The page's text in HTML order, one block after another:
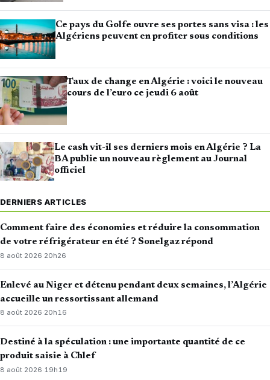
Ce pays du Golfe ouvre ses portes sans visa : les
Algériens peuvent en profiter sous conditions
Taux de change en Algérie : voici le nouveau
cours de l’euro ce jeudi 6 août
Le cash vit-il ses derniers mois en Algérie ? La
BA publie un nouveau règlement au Journal
officiel
DERNIERS ARTICLES
Comment faire des économies et réduire la consommation
de votre réfrigérateur en été ? Sonelgaz répond
8 août 2026·20h26
Enlevé au Niger et détenu pendant deux semaines, l’Algérie
accueille un ressortissant allemand
8 août 2026·20h16
Destiné à la spéculation : une importante quantité de ce
produit saisie à Chlef
8 août 2026·19h19